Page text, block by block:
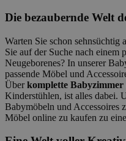
Die bezaubernde Welt
Warten Sie schon sehnsüchtig
Sie auf der Suche nach einem
Neugeborenes? In unserer
passende Möbel und
Überkomplette Babyzimmer
Kinderstühlen, ist alles dabei.
Babymöbeln und Accessoires
Möbel online zu kaufen zu